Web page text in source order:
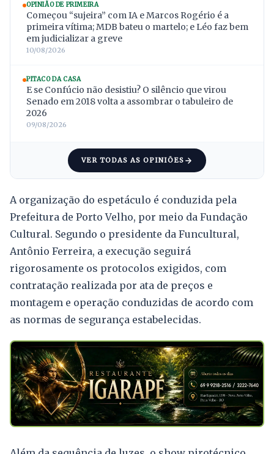
OPINIÃO DE PRIMEIRA
Começou “sujeira” com IA e Marcos Rogério é a
primeira vítima; MDB bateu o martelo; e Léo faz bem
em judicializar a greve
10/08/2026
PITACO DA CASA
E se Confúcio não desistiu? O silêncio que virou
Senado em 2018 volta a assombrar o tabuleiro de
2026
09/08/2026
VER TODAS AS OPINIÕES
A organização do espetáculo é conduzida pela
Prefeitura de Porto Velho, por meio da Fundação
Cultural. Segundo o presidente da Funcultural,
Antônio Ferreira, a execução seguirá
rigorosamente os protocolos exigidos, com
contratação realizada por ata de preços e
montagem e operação conduzidas de acordo com
as normas de segurança estabelecidas.